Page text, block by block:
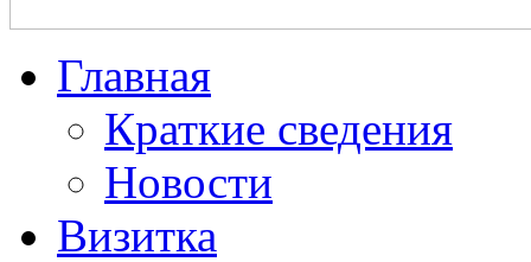
Главная
Краткие сведения
Новости
Визитка